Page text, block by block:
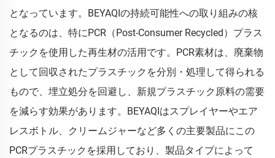
となっています。BEYAQIの持続可能性への取り組みの核
となるのは、特にPCR（Post-Consumer Recycled）プラス
チックを使用した再生材の活用です。PCR素材は、廃棄物
として回収されたプラスチックを分別・処理して得られる
もので、埋立処分を回避し、新規プラスチック原料の需要
を減らす効果があります。BEYAQIはスプレイヤーやエア
レスボトル、クリームジャーなど多くの主要製品にこの
PCRプラスチックを採用しており、製品タイプによって